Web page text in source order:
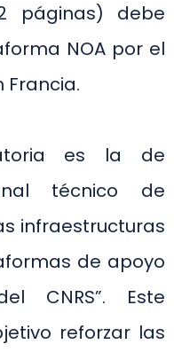
páginas) debe
NOA por el
Francia.
es la de
técnico de
infraestructuras
de apoyo
CNRS”. Este
reforzar las